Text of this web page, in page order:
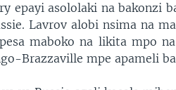
epayi asololaki na bakonzi
Lavrov alobi nsima na
maboko na likita mpo
Brazzaville mpe apameli